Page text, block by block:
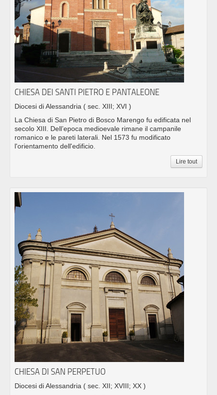
CHIESA DEI SANTI PIETRO E PANTALEONE
Diocesi di Alessandria ( sec. XIII; XVI )
La Chiesa di San Pietro di Bosco Marengo fu edificata nel
secolo XIII. Dell’epoca medioevale rimane il campanile
romanico e le pareti laterali. Nel 1573 fu modificato
l'orientamento dell'edificio.
Lire tout
CHIESA DI SAN PERPETUO
Diocesi di Alessandria ( sec. XII; XVIII; XX )